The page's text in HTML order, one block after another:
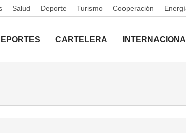
Salud Deporte Turismo Cooperación
CARTELERA